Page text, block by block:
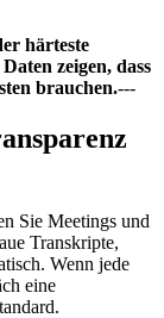
härteste
zeigen, dass
brauchen.---
Sie Meetings und
Transkripte,
Wenn jede
eine